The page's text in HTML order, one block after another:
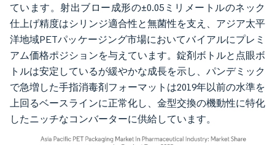
ています。射出ブロー成形の±0.05ミリメートルのネック
仕上げ精度はシリンジ適合性と無菌性を支え、アジア太平
洋地域PETパッケージング市場においてバイアルにプレミ
アム価格ポジションを与えています。錠剤ボトルと点眼ボ
トルは安定しているが緩やかな成長を示し、パンデミック
で急増した手指消毒剤フォーマットは2019年以前の水準を
上回るベースラインに正常化し、金型交換の機動性に特化
したニッチなコンバーターに供給しています。